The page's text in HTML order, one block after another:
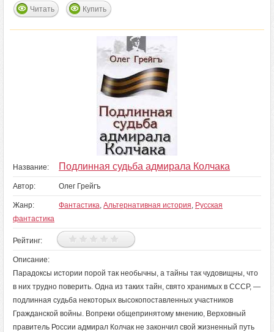
Читать Купить
Название: Подлинная судьба адмирала Колчака
Автор: Олег Грейгъ
Жанр: Фантастика, Альтернативная история, Русская
фантастика
Рейтинг:
Описание:
Парадоксы истории порой так необычны, а тайны так чудовищны, что
в них трудно поверить. Одна из таких тайн, свято хранимых в СССР, —
подлинная судьба некоторых высокопоставленных участников
Гражданской войны. Вопреки общепринятому мнению, Верховный
правитель России адмирал Колчак не закончил свой жизненный путь